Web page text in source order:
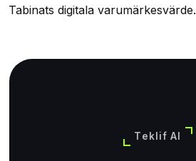
Tabinats digitala varumärkesvärde.
Teklif Al